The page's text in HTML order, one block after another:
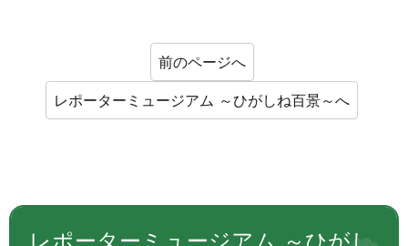
前のページへ
レポーターミュージアム ～ひがしね百景～へ